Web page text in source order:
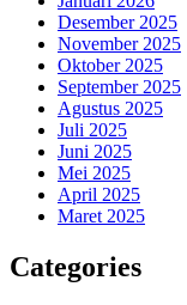
Desember 2025
November 2025
Oktober 2025
September 2025
Agustus 2025
Juli 2025
Juni 2025
Mei 2025
April 2025
Maret 2025
Categories